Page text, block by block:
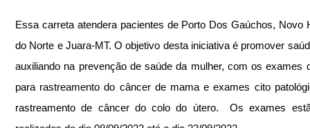
Essa carreta atendera pacientes de Porto Dos Gaúchos, Novo
do Norte e Juara-MT. O objetivo desta iniciativa é promover
auxiliando na prevenção de saúde da mulher, com os exames
para rastreamento do câncer de mama e exames cito
rastreamento de câncer do colo do útero.  Os exames